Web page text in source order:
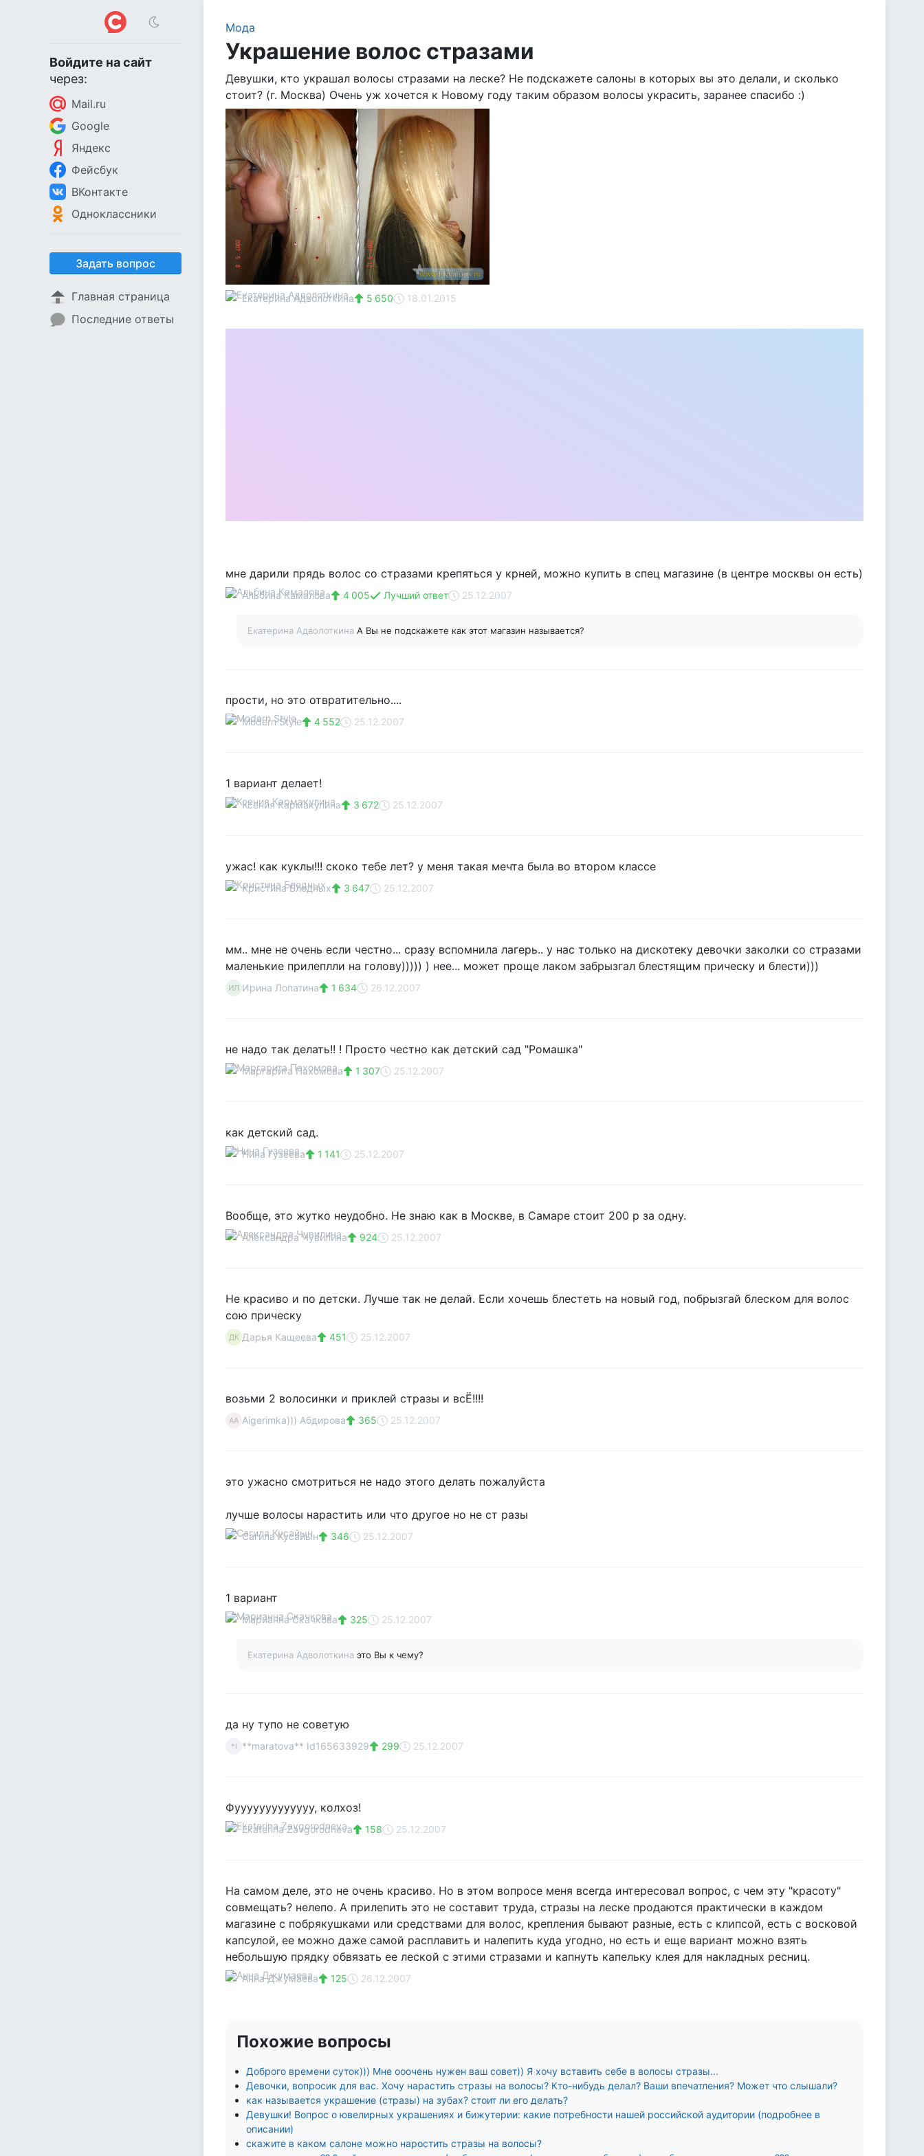
Войдите на сайт
через:
Mail.ru
Google
Яндекс
Фейсбук
ВКонтакте
Одноклассники
Задать вопрос
Главная страница
Последние ответы
Мода
Украшение волос стразами
Девушки, кто украшал волосы стразами на леске? Не подскажете салоны в которых вы это делали, и сколько
стоит? (г. Москва) Очень уж хочется к Новому году таким образом волосы украсить, заранее спасибо :)
Екатерина Адволоткина 5 650 18.01.2015
мне дарили прядь волос со стразами крепяться у крней, можно купить в спец магазине (в центре москвы он есть)
Альбина Камалова 4 005 Лучший ответ 25.12.2007
Екатерина Адволоткина А Вы не подскажете как этот магазин называется?
прости, но это отвратительно....
Modern Style 4 552 25.12.2007
1 вариант делает!
Ксения Кармакулина 3 672 25.12.2007
ужас! как куклы!!! скоко тебе лет? у меня такая мечта была во втором классе
Кристина Бледных 3 647 25.12.2007
мм.. мне не очень если честно... сразу вспомнила лагерь.. у нас только на дискотеку девочки заколки со стразами
маленькие прилеплли на голову))))) ) нее... может проще лаком забрызгал блестящим прическу и блести)))
ИЛ Ирина Лопатина 1 634 26.12.2007
не надо так делать!! ! Просто честно как детский сад "Ромашка"
Маргарита Пахомова 1 307 25.12.2007
как детский сад.
Нина Гузеева 1 141 25.12.2007
Вообще, это жутко неудобно. Не знаю как в Москве, в Самаре стоит 200 р за одну.
Александра Чувилина 924 25.12.2007
Не красиво и по детски. Лучше так не делай. Если хочешь блестеть на новый год, побрызгай блеском для волос
сою прическу
ДК Дарья Кащеева 451 25.12.2007
возьми 2 волосинки и приклей стразы и всЁ!!!!
AА Aigerimka))) Абдирова 365 25.12.2007
это ужасно смотриться не надо этого делать пожалуйста
лучше волосы нарастить или что другое но не ст разы
Сагила Кусайын 346 25.12.2007
1 вариант
Марианна Скачкова 325 25.12.2007
Екатерина Адволоткина это Вы к чему?
да ну тупо не советую
*I **maratova** Id165633929 299 25.12.2007
Фууууууууууууу, колхоз!
Ekaterina Zavgorodneva 158 25.12.2007
На самом деле, это не очень красиво. Но в этом вопросе меня всегда интересовал вопрос, с чем эту "красоту"
совмещать? нелепо. А прилепить это не составит труда, стразы на леске продаются практически в каждом
магазине с побрякушками или средствами для волос, крепления бывают разные, есть с клипсой, есть с восковой
капсулой, ее можно даже самой расплавить и налепить куда угодно, но есть и еще вариант можно взять
небольшую прядку обвязать ее леской с этими стразами и капнуть капельку клея для накладных ресниц.
Анна Джумаева 125 26.12.2007
Похожие вопросы
Доброго времени суток))) Мне ооочень нужен ваш совет)) Я хочу вставить себе в волосы стразы...
Девочки, вопросик для вас. Хочу нарастить стразы на волосы? Кто-нибудь делал? Ваши впечатления? Может что слышали?
как называется украшение (стразы) на зубах? стоит ли его делать?
Девушки! Вопрос о ювелирных украшениях и бижутерии: какие потребности нашей российской аудитории (подробнее в
описании)
скажите в каком салоне можно наростить стразы на волосы?